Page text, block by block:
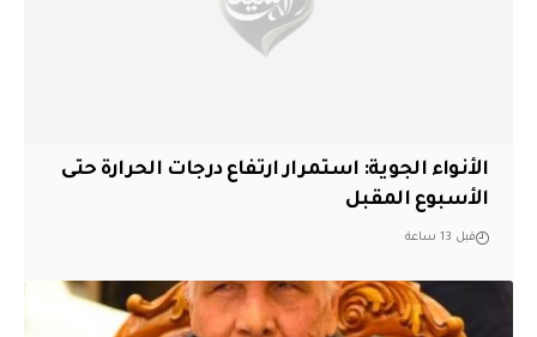
الأنواء الجوية: استمرار ارتفاع درجات الحرارة حتى
الأسبوع المقبل
قبل 13 ساعة